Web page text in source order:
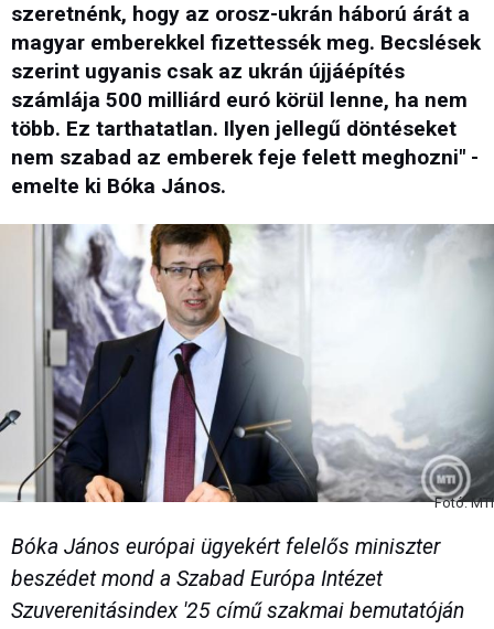
szeretnénk, hogy az orosz-ukrán háború árát a
magyar emberekkel fizettessék meg. Becslések
szerint ugyanis csak az ukrán újjáépítés
számlája 500 milliárd euró körül lenne, ha nem
több. Ez tarthatatlan. Ilyen jellegű döntéseket
nem szabad az emberek feje felett meghozni" -
emelte ki Bóka János.
Fotó: MTI
Bóka János európai ügyekért felelős miniszter
beszédet mond a Szabad Európa Intézet
Szuverenitásindex '25 című szakmai bemutatóján